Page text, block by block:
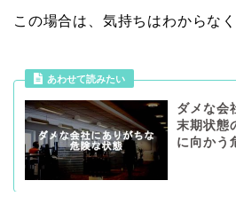
この場合は、気持ちはわからな
あわせて読みたい
ダメな会
末期状態
に向かう